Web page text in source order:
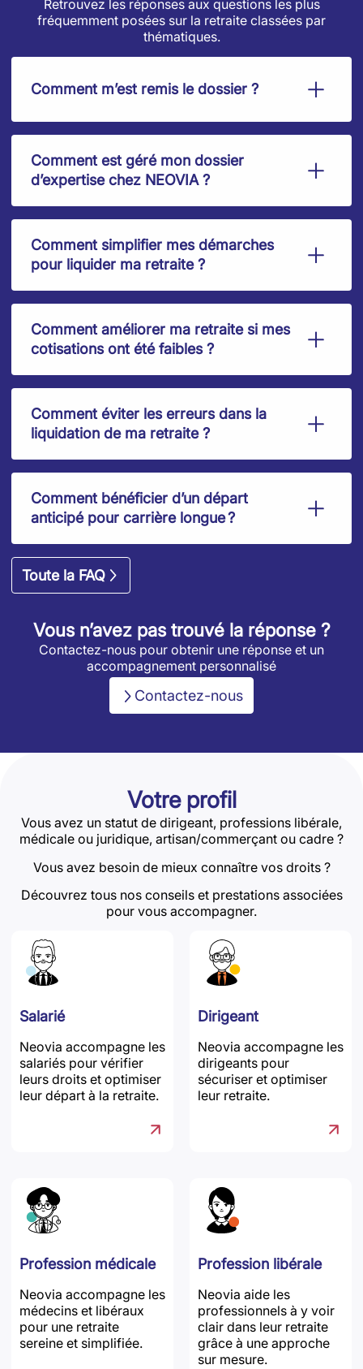
Retrouvez les réponses aux questions les plus
fréquemment posées sur la retraite classées par
thématiques.
Comment m’est remis le dossier ?
Comment est géré mon dossier
d’expertise chez NEOVIA ?
Comment simplifier mes démarches
pour liquider ma retraite ?
Comment améliorer ma retraite si mes
cotisations ont été faibles ?
Comment éviter les erreurs dans la
liquidation de ma retraite ?
Comment bénéficier d’un départ
anticipé pour carrière longue ?
Toute la FAQ
Vous n’avez pas trouvé la réponse ?
Contactez-nous pour obtenir une réponse et un
accompagnement personnalisé
Contactez-nous
Votre profil
Vous avez un statut de dirigeant, professions libérale,
médicale ou juridique, artisan/commerçant ou cadre ?
Vous avez besoin de mieux connaître vos droits ?
Découvrez tous nos conseils et prestations associées
pour vous accompagner.
Salarié
Neovia accompagne les
salariés pour vérifier
leurs droits et optimiser
leur départ à la retraite.
Dirigeant
Neovia accompagne les
dirigeants pour
sécuriser et optimiser
leur retraite.
Profession médicale
Neovia accompagne les
médecins et libéraux
pour une retraite
sereine et simplifiée.
Profession libérale
Neovia aide les
professionnels à y voir
clair dans leur retraite
grâce à une approche
sur mesure.